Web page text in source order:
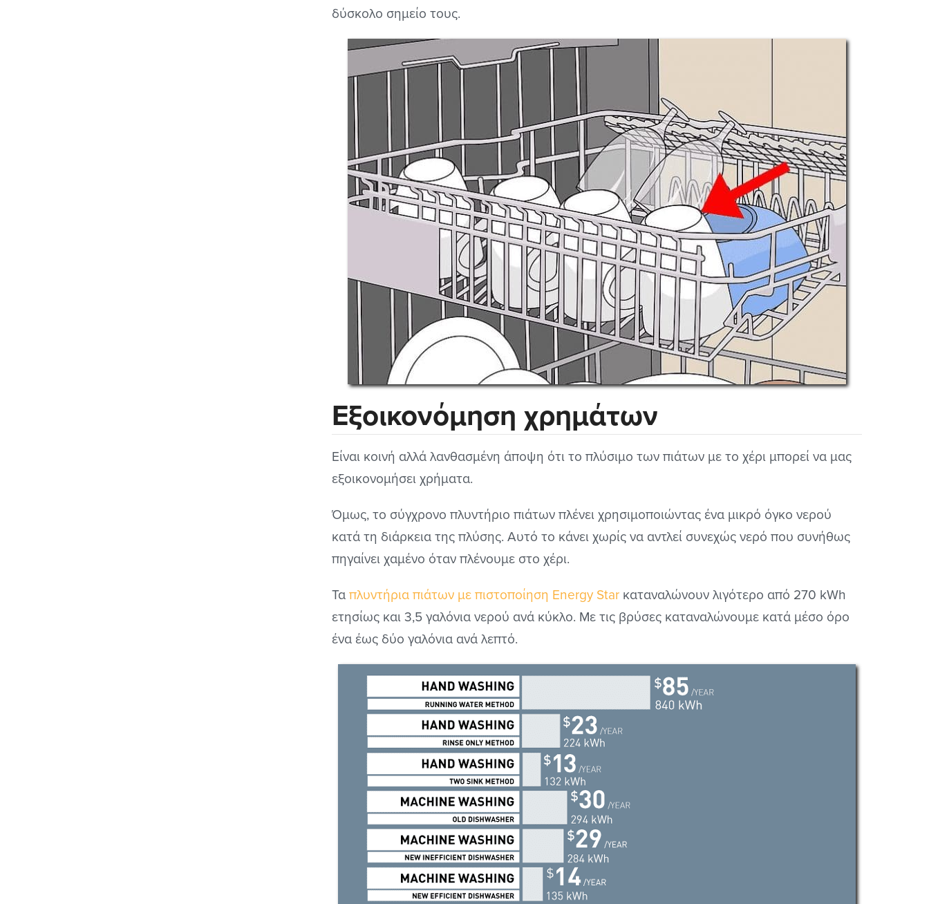
δύσκολο σημείο τους.
Εξοικονόμηση χρημάτων
Είναι κοινή αλλά λανθασμένη άποψη ότι το πλύσιμο των πιάτων με το χέρι μπορεί να μας
εξοικονομήσει χρήματα.
Όμως, το σύγχρονο πλυντήριο πιάτων πλένει χρησιμοποιώντας ένα μικρό όγκο νερού
κατά τη διάρκεια της πλύσης. Αυτό το κάνει χωρίς να αντλεί συνεχώς νερό που συνήθως
πηγαίνει χαμένο όταν πλένουμε στο χέρι.
Ταπλυντήρια πιάτων με πιστοποίηση Energy Star καταναλώνουν λιγότερο από 270 kWh
ετησίως και 3,5 γαλόνια νερού ανά κύκλο. Με τις βρύσες καταναλώνουμε κατά μέσο όρο
ένα έως δύο γαλόνια ανά λεπτό.